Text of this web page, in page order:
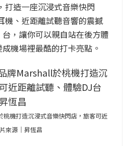
打造一座沉浸式音樂快閃
機、近距離試聽音響的震撼
，讓你可以親自站在後方體
機場裡最酷的打卡亮點。
機打造沉浸式音樂快閃店，旅客可近
來源｜昇恆昌